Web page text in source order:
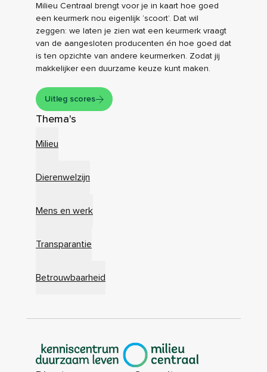
Milieu Centraal brengt voor je in kaart hoe goed
een keurmerk nou eigenlijk ‘scoort’. Dat wil
zeggen: we laten je zien wat een keurmerk vraagt
van de aangesloten producenten én hoe goed dat
is ten opzichte van andere keurmerken. Zodat jij
makkelijker een duurzame keuze kunt maken.
Uitleg scores
Thema's
Milieu
Dierenwelzijn
Mens en werk
Transparantie
Betrouwbaarheid
|